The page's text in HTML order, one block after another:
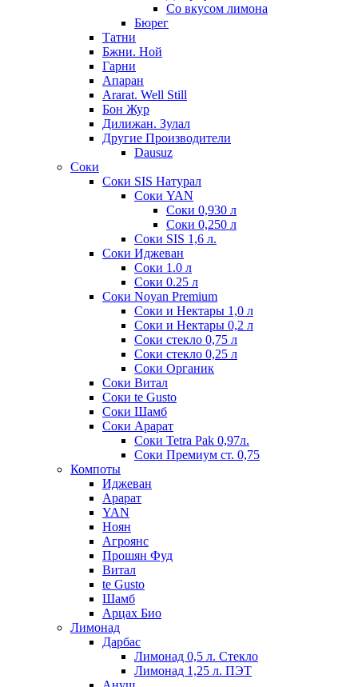
Со вкусом лимона
Бюрег
Татни
Бжни. Ной
Гарни
Апаран
Ararat. Well Still
Бон Жур
Дилижан. Зулал
Другие Производители
Dausuz
Соки
Соки SIS Натурал
Соки YAN
Соки 0,930 л
Соки 0,250 л
Соки SIS 1,6 л.
Соки Иджеван
Соки 1.0 л
Соки 0.25 л
Соки Noyan Premium
Соки и Нектары 1,0 л
Соки и Нектары 0,2 л
Соки стекло 0,75 л
Соки стекло 0,25 л
Соки Органик
Соки Витал
Соки te Gusto
Соки Шамб
Соки Арарат
Соки Tetra Pak 0,97л.
Соки Премиум ст. 0,75
Компоты
Иджеван
Арарат
YAN
Ноян
Агроянс
Прошян Фуд
Витал
te Gusto
Шамб
Арцах Био
Лимонад
Дарбас
Лимонад 0,5 л. Стекло
Лимонад 1,25 л. ПЭТ